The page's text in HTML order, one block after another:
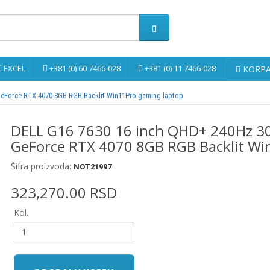
EXCEL +381 (0) 60 7466-028 +381 (0) 11 7466-028
RTX 4070 8GB RGB Backlit Win11Pro gaming laptop
DELL G16 7630 16 inch QHD+ 240Hz
GeForce RTX 4070 8GB RGB Backlit
Šifra proizvoda: NOT21997
323,270.00 RSD
Kol.